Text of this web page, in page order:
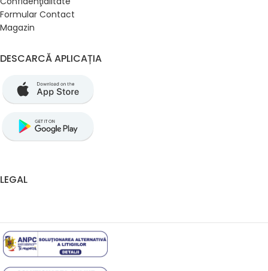
Formular Contact
Magazin
DESCARCĂ APLICAȚIA
LEGAL